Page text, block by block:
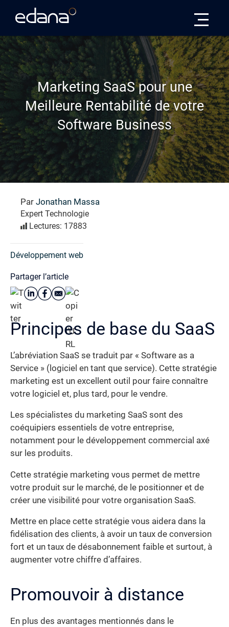
Marketing SaaS pour une
Meilleure Rentabilité de votre
Software Business
Par Jonathan Massa
Expert Technologie
Lectures: 17883
Développement web
Partager l’article
Principes de base du SaaS
L’abréviation SaaS se traduit par « Software as a
Service » (logiciel en tant que service). Cette stratégie
marketing est un excellent outil pour faire connaître
votre logiciel et, plus tard, pour le vendre.
Les spécialistes du marketing SaaS sont des
coéquipiers essentiels de votre entreprise,
notamment pour le développement commercial axé
sur les produits.
Cette stratégie marketing vous permet de mettre
votre produit sur le marché, de le positionner et de
créer une visibilité pour votre organisation SaaS.
Mettre en place cette stratégie vous aidera dans la
fidélisation des clients, à avoir un taux de conversion
fort et un taux de désabonnement faible et surtout, à
augmenter votre chiffre d’affaires.
Promouvoir à distance
En plus des avantages mentionnés dans le